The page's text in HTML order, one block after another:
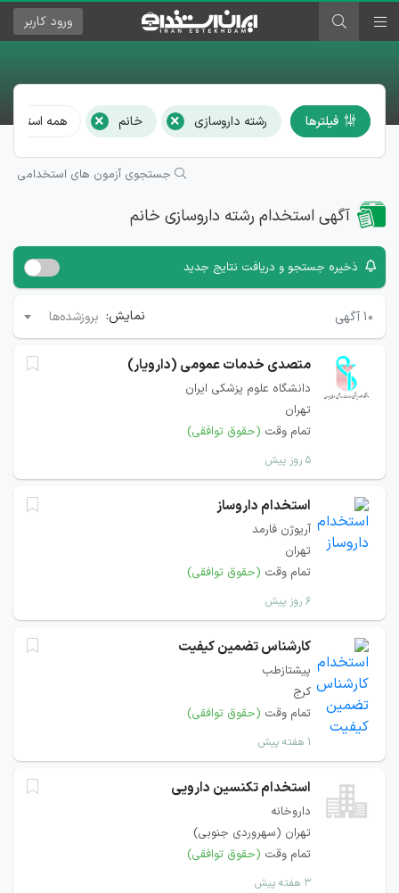
ورود کاربر
فیلترها رشته داروسازی × خانم × همه
جستجوی آزمون های استخدامی
آگهی استخدام رشته داروسازی خانم
ذخیره جستجو و دریافت نتایج جدید
۱۰ آگهی نمایش: بروزشده‌ها
متصدی خدمات عمومی (دارویار)
دانشگاه علوم پزشکی ایران
تهران
تمام وقت (حقوق توافقی)
۵ روز پیش
استخدام داروساز
آریوژن فارمد
تهران
تمام وقت (حقوق توافقی)
۶ روز پیش
کارشناس تضمین کیفیت
پیشتازطب
کرج
تمام وقت (حقوق توافقی)
۱ هفته پیش
استخدام تکنسین دارویی
داروخانه
تهران (سهروردی جنوبی)
تمام وقت (حقوق توافقی)
۳ هفته پیش